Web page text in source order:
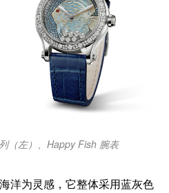
（左）、Happy Fish 腕表
洋为灵感，它整体采用蓝灰色